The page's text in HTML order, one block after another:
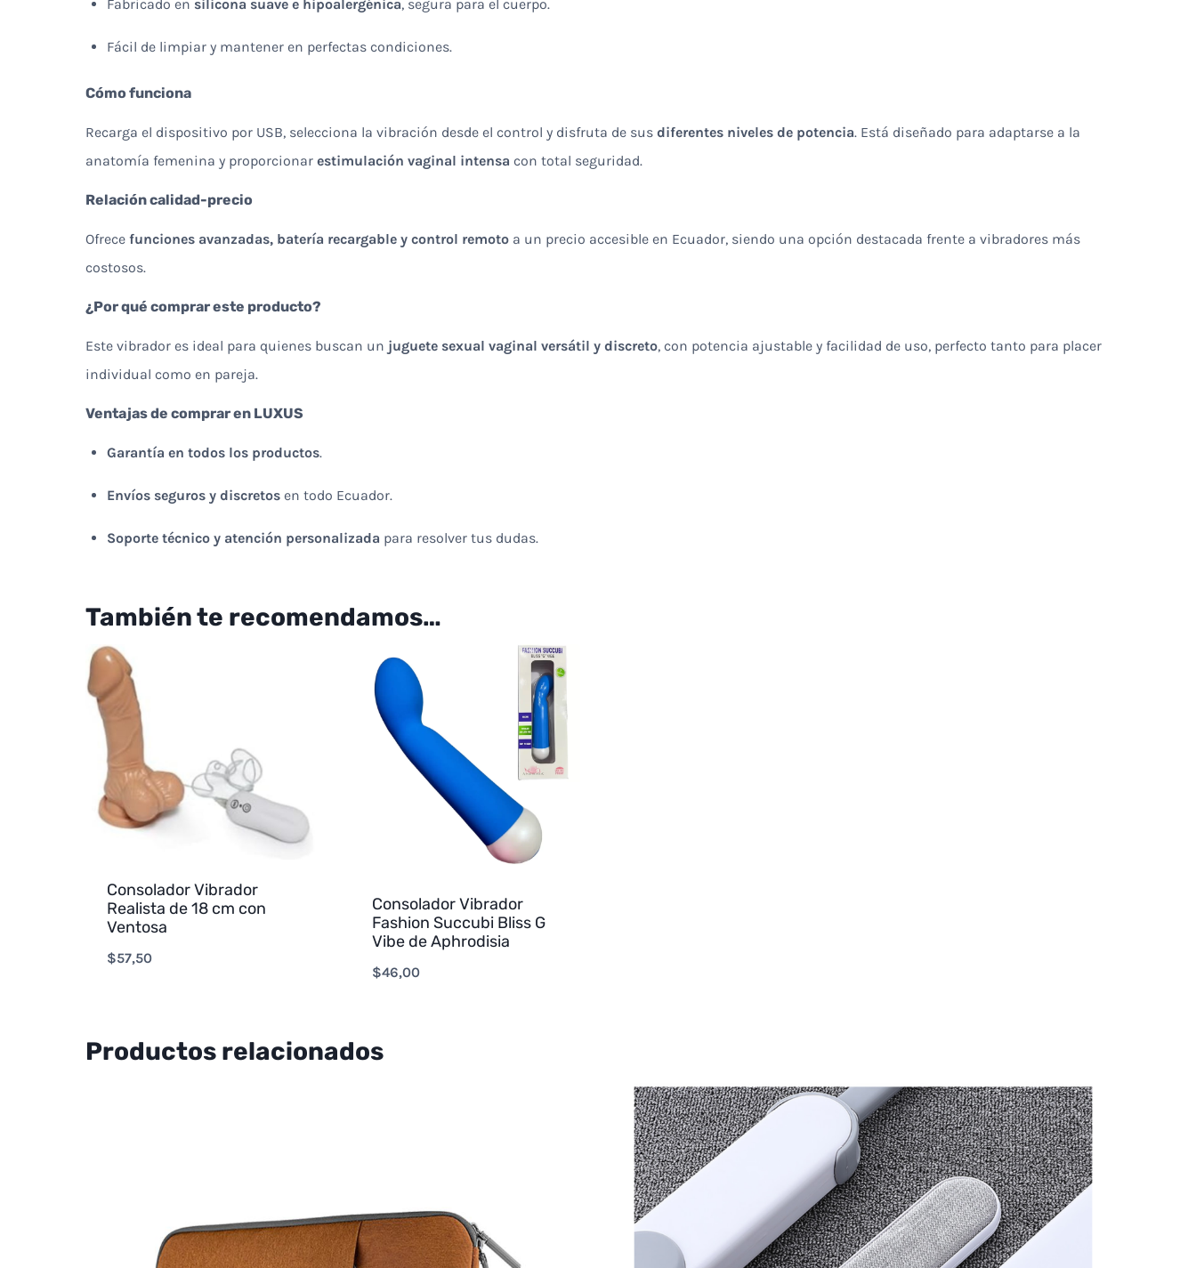
Fabricado en silicona suave e hipoalergénica, segura para el cuerpo.
Fácil de limpiar y mantener en perfectas condiciones.
Cómo funciona
Recarga el dispositivo por USB, selecciona la vibración desde el control y disfruta de sus diferentes niveles de potencia. Está diseñado para adaptarse a la
anatomía femenina y proporcionar estimulación vaginal intensa con total seguridad.
Relación calidad-precio
Ofrece funciones avanzadas, batería recargable y control remoto a un precio accesible en Ecuador, siendo una opción destacada frente a vibradores más
costosos.
¿Por qué comprar este producto?
Este vibrador es ideal para quienes buscan un juguete sexual vaginal versátil y discreto, con potencia ajustable y facilidad de uso, perfecto tanto para placer
individual como en pareja.
Ventajas de comprar en LUXUS
Garantía en todos los productos.
Envíos seguros y discretos en todo Ecuador.
Soporte técnico y atención personalizada para resolver tus dudas.
También te recomendamos…
Consolador Vibrador
Realista de 18 cm con
Ventosa
$57,50
Consolador Vibrador
Fashion Succubi Bliss G
Vibe de Aphrodisia
$46,00
Productos relacionados